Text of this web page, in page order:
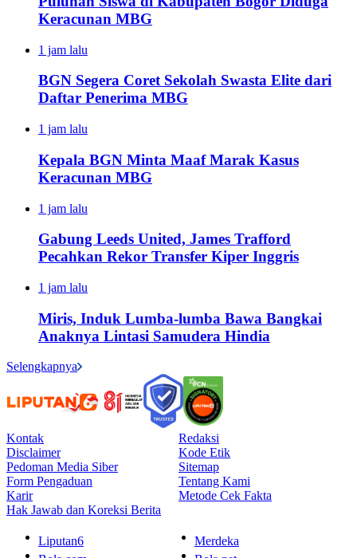
Keracunan MBG
1 jam lalu
BGN Segera Coret Sekolah Swasta Elite dari
Daftar Penerima MBG
1 jam lalu
Kepala BGN Minta Maaf Marak Kasus
Keracunan MBG
1 jam lalu
Gabung Leeds United, James Trafford
Pecahkan Rekor Transfer Kiper Inggris
1 jam lalu
Miris, Induk Lumba-lumba Bawa Bangkai
Anaknya Lintasi Samudera Hindia
Selengkapnya
Kontak
Redaksi
Disclaimer
Kode Etik
Pedoman Media Siber
Sitemap
Form Pengaduan
Tentang Kami
Karir
Metode Cek Fakta
Hak Jawab dan Koreksi Berita
Liputan6
Merdeka